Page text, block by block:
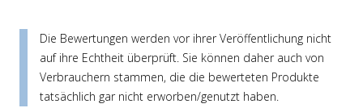
Die Bewertungen werden vor ihrer Veröffentlichung nicht
auf ihre Echtheit überprüft. Sie können daher auch von
Verbrauchern stammen, die die bewerteten Produkte
tatsächlich gar nicht erworben/genutzt haben.